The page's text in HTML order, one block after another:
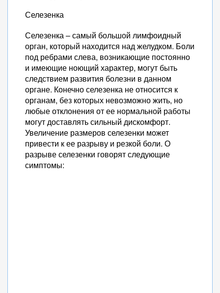
Селезенка
Селезенка – самый большой лимфоидный
орган, который находится над желудком. Боли
под ребрами слева, возникающие постоянно
и имеющие ноющий характер, могут быть
следствием развития болезни в данном
органе. Конечно селезенка не относится к
органам, без которых невозможно жить, но
любые отклонения от ее нормальной работы
могут доставлять сильный дискомфорт.
Увеличение размеров селезенки может
привести к ее разрыву и резкой боли. О
разрыве селезенки говорят следующие
симптомы: